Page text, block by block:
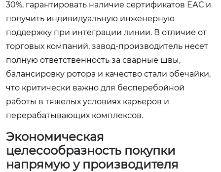
30%, гарантировать наличие сертификатов ЕАС и
получить индивидуальную инженерную
поддержку при интеграции линии. В отличие от
торговых компаний, завод-производитель несет
полную ответственность за сварные швы,
балансировку ротора и качество стали обечайки,
что критически важно для бесперебойной
работы в тяжелых условиях карьеров и
перерабатывающих комплексов.
Экономическая
целесообразность покупки
напрямую у производителя